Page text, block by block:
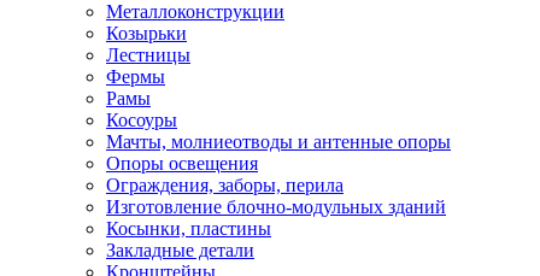
Металлоконструкции
Козырьки
Лестницы
Фермы
Рамы
Косоуры
Мачты, молниеотводы и антенные опоры
Опоры освещения
Ограждения, заборы, перила
Изготовление блочно-модульных зданий
Косынки, пластины
Закладные детали
Кронштейны